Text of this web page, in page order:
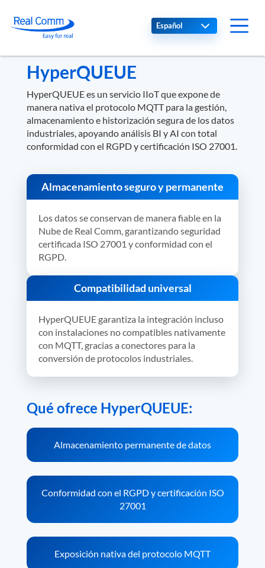
Select your language
HyperQUEUE
HyperQUEUE es un servicio IIoT que expone de
manera nativa el protocolo MQTT para la gestión,
almacenamiento e historización segura de los datos
industriales, apoyando análisis BI y AI con total
conformidad con el RGPD y certificación ISO 27001.
Almacenamiento seguro y permanente
Los datos se conservan de manera fiable en la
Nube de Real Comm, garantizando seguridad
certificada ISO 27001 y conformidad con el
RGPD.
Compatibilidad universal
HyperQUEUE garantiza la integración incluso
con instalaciones no compatibles nativamente
con MQTT, gracias a conectores para la
conversión de protocolos industriales.
Qué ofrece HyperQUEUE:
Almacenamiento permanente de datos
Conformidad con el RGPD y certificación ISO
27001
Exposición nativa del protocolo MQTT